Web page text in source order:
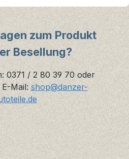
zum Produkt
Besellung?
0371 / 2 80 39 70 oder
Mail: shop@danzer-